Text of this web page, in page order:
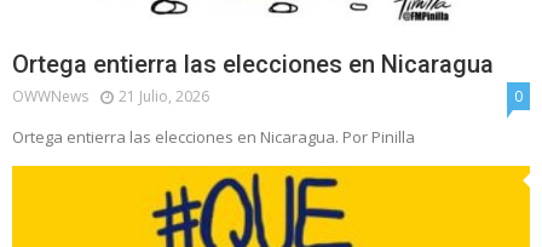
Ortega entierra las elecciones en Nicaragua
OWWNews 21 Julio, 2026 0
Ortega entierra las elecciones en Nicaragua. Por Pinilla